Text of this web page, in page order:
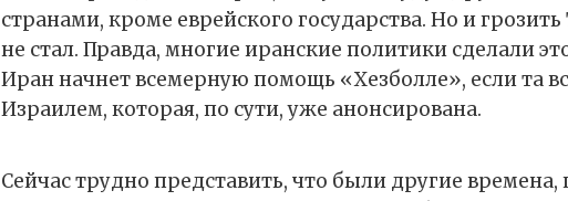
странами, кроме еврейского государства. Но и
не стал. Правда, многие иранские политики сделали
Иран начнет всемерную помощь «Хезболле», если та
Израилем, которая, по сути, уже анонсирована.
Сейчас трудно представить, что были другие